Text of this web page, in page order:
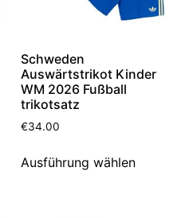
Schweden
Auswärtstrikot Kinder
WM 2026 Fußball
trikotsatz
€34.00
Ausführung wählen